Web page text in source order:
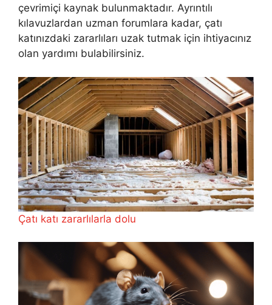
çevrimiçi kaynak bulunmaktadır. Ayrıntılı
kılavuzlardan uzman forumlara kadar, çatı
katınızdaki zararlıları uzak tutmak için ihtiyacınız
olan yardımı bulabilirsiniz.
Çatı katı zararlılarla dolu